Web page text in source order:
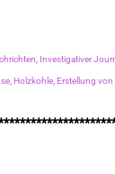
Investigativer
Holzkohle, Erstellung von